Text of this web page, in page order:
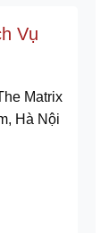
Vụ
Matrix
Hà Nội